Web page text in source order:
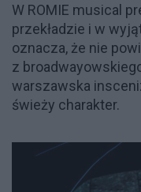
W ROMIE musical
przekładzie i w
oznacza, że nie
z
warszawska
świeży charakter.